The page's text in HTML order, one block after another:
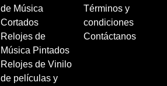
de Música
Cortados
Relojes de
Música Pintados
Relojes de Vinilo
de películas y
Términos y
condiciones
Contáctanos